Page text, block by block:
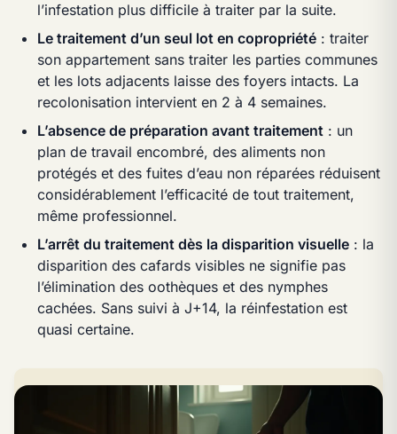
l’infestation plus difficile à traiter par la suite.
Le traitement d’un seul lot en copropriété: traiter
son appartement sans traiter les parties communes
et les lots adjacents laisse des foyers intacts. La
recolonisation intervient en 2 à 4 semaines.
L’absence de préparation avant traitement: un
plan de travail encombré, des aliments non
protégés et des fuites d’eau non réparées réduisent
considérablement l’efficacité de tout traitement,
même professionnel.
L’arrêt du traitement dès la disparition visuelle: la
disparition des cafards visibles ne signifie pas
l’élimination des oothèques et des nymphes
cachées. Sans suivi à J+14, la réinfestation est
quasi certaine.